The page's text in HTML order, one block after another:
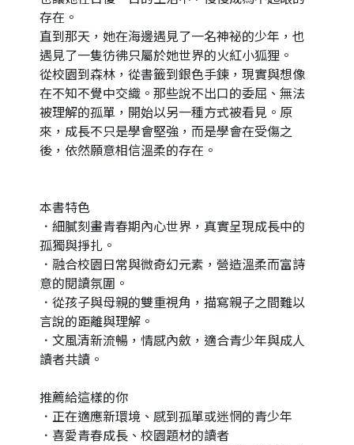
存在。
直到那天，她在海邊遇見了一名神祕的少年，也
遇見了一隻彷彿只屬於她世界的火紅小狐狸。
從校園到森林，從書籤到銀色手鍊，現實與想像
在不知不覺中交織。那些說不出口的委屈、無法
被理解的孤單，開始以另一種方式被看見。原
來，成長不只是學會堅強，而是學會在受傷之
後，依然願意相信溫柔的存在。
本書特色
．細膩刻畫青春期內心世界，真實呈現成長中的
孤獨與掙扎。
．融合校園日常與微奇幻元素，營造溫柔而富詩
意的閱讀氛圍。
．從孩子與母親的雙重視角，描寫親子之間難以
言說的距離與理解。
．文風清新流暢，情感內斂，適合青少年與成人
讀者共讀。
推薦給這樣的你
．正在適應新環境、感到孤單或迷惘的青少年
．喜愛青春成長、校園題材的讀者